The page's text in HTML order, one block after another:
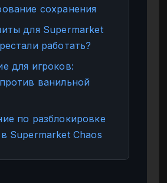
сохранения
для Supermarket
работать?
для игроков:
ванильной
по разблокировке
Supermarket Chaos